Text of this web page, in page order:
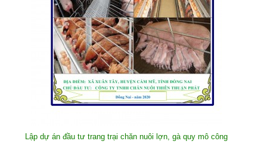
Lập dự án đầu tư trang trại chăn nuôi lợn, gà quy mô công